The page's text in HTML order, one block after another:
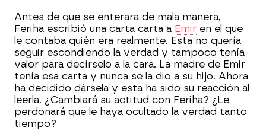
Antes de que se enterara de mala manera,
Feriha escribió una carta carta a Emir en el que
le contaba quién era realmente. Esta no quería
seguir escondiendo la verdad y tampoco tenía
valor para decírselo a la cara. La madre de Emir
tenía esa carta y nunca se la dio a su hijo. Ahora
ha decidido dársela y esta ha sido su reacción al
leerla. ¿Cambiará su actitud con Feriha? ¿Le
perdonará que le haya ocultado la verdad tanto
tiempo?